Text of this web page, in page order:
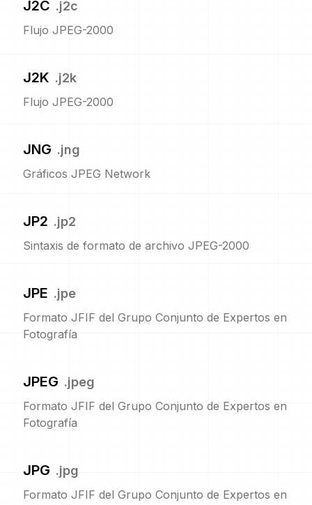
J2C .j2c
Flujo JPEG-2000
J2K .j2k
Flujo JPEG-2000
JNG .jng
Gráficos JPEG Network
JP2 .jp2
Sintaxis de formato de archivo JPEG-2000
JPE .jpe
Formato JFIF del Grupo Conjunto de Expertos en
Fotografía
JPEG .jpeg
Formato JFIF del Grupo Conjunto de Expertos en
Fotografía
JPG .jpg
Formato JFIF del Grupo Conjunto de Expertos en